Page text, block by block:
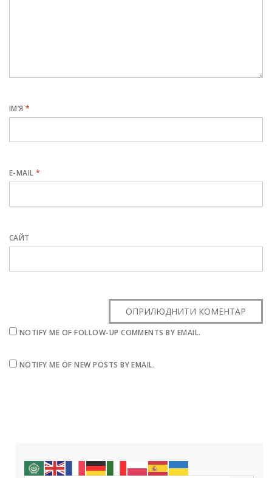
ІМ’Я*
E-MAIL*
САЙТ
NOTIFY ME OF FOLLOW-UP COMMENTS BY EMAIL.
NOTIFY ME OF NEW POSTS BY EMAIL.